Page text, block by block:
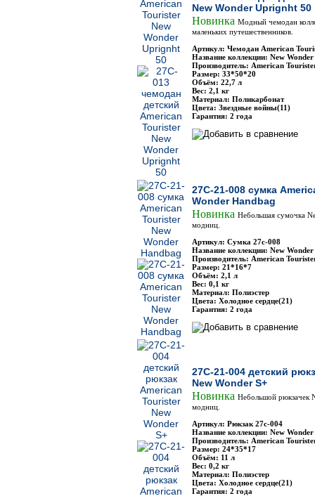
New Wonder Uprignht 50
Новинка Модный чемодан
маленьких путешественников.
Артикул: Чемодан American
Название коллекции: New
Производитель: American
Размер: 33*50*20
Объём: 22,7 л
Вес: 2,1 кг
Материал: Поликарбонат
Цвета: Звездные войны(11)
Гарантия: 2 года
27C-21-008 сумка
Wonder Handbag
Новинка Небольшая сумочка
модниц.
Артикул: Сумка 27с-008
Название коллекции: New
Производитель: American
Размер: 21*16*7
Объём: 2,1 л
Вес: 0,1 кг
Материал: Полиэстер
Цвета: Холодное сердце(21)
Гарантия: 2 года
27C-21-004 детский
New Wonder S+
Новинка Небольшой рюкзачек
модниц.
Артикул: Рюкзак 27с-004
Название коллекции: New
Производитель: American
Размер: 24*35*17
Объём: 11 л
Вес: 0,2 кг
Материал: Полиэстер
Цвета: Холодное сердце(21)
Гарантия: 2 года